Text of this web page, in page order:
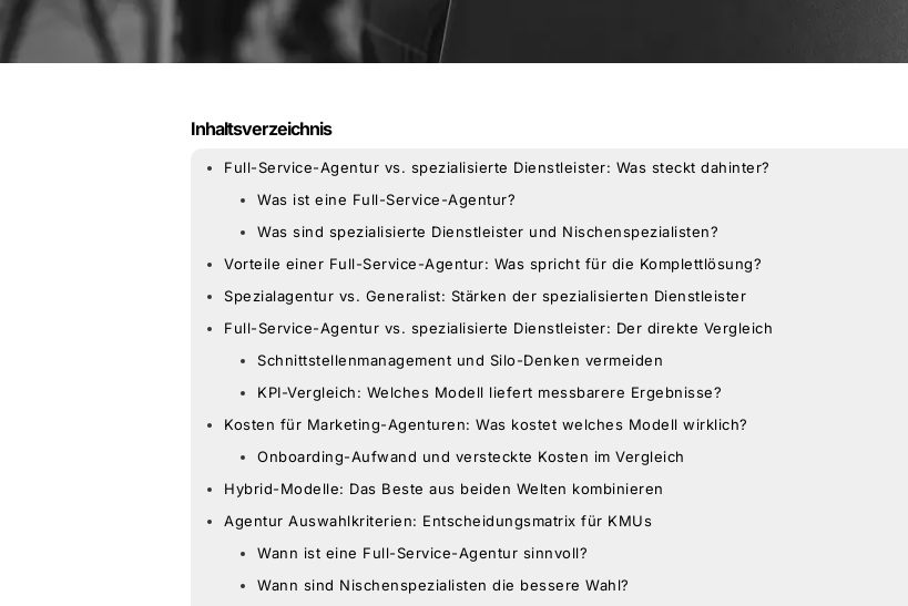
Inhaltsverzeichnis
Full-Service-Agentur vs. spezialisierte Dienstleister: Was steckt dahinter?
Was ist eine Full-Service-Agentur?
Was sind spezialisierte Dienstleister und Nischenspezialisten?
Vorteile einer Full-Service-Agentur: Was spricht für die Komplettlösung?
Spezialagentur vs. Generalist: Stärken der spezialisierten Dienstleister
Full-Service-Agentur vs. spezialisierte Dienstleister: Der direkte Vergleich
Schnittstellenmanagement und Silo-Denken vermeiden
KPI-Vergleich: Welches Modell liefert messbarere Ergebnisse?
Kosten für Marketing-Agenturen: Was kostet welches Modell wirklich?
Onboarding-Aufwand und versteckte Kosten im Vergleich
Hybrid-Modelle: Das Beste aus beiden Welten kombinieren
Agentur Auswahlkriterien: Entscheidungsmatrix für KMUs
Wann ist eine Full-Service-Agentur sinnvoll?
Wann sind Nischenspezialisten die bessere Wahl?